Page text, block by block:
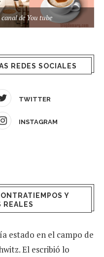
de You tube
REDES SOCIALES
TWITTER
INSTAGRAM
Y
REALES
estado en el campo de
El escribió lo